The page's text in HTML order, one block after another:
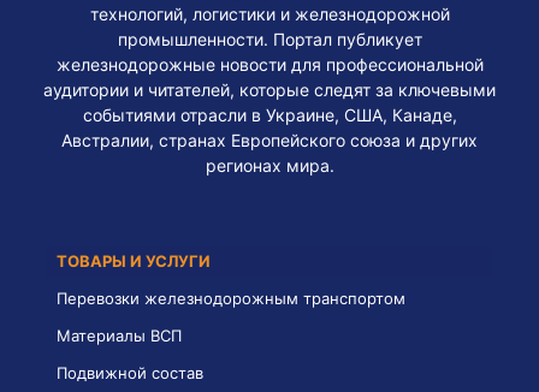
технологий, логистики и железнодорожной
промышленности. Портал публикует
железнодорожные новости для профессиональной
аудитории и читателей, которые следят за ключевыми
событиями отрасли в Украине, США, Канаде,
Австралии, странах Европейского союза и других
регионах мира.
ТОВАРЫ И УСЛУГИ
Перевозки железнодорожным транспортом
Материалы ВСП
Подвижной состав